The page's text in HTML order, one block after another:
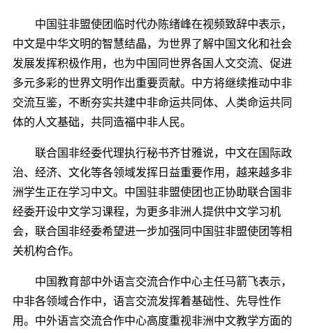
中国驻非盟使团临时代办陈绪峰在视频致辞中表示，
中文是中华文明的智慧结晶，为世界了解中国文化和社会
发展发挥积极作用，也为中国同世界各国人文交流、促进
多元多彩的世界文明作出重要贡献。中方将继续推动中非
交流互鉴，不断夯实共建中非命运共同体、人类命运共同
体的人文基础，共同造福中非人民。
联合国非经委代理执行秘书齐甘雅说，中文在国际政
治、经济、文化等各领域发挥日益重要作用，越来越多非
洲学生正在学习中文。中国驻非盟使团也正协助联合国非
经委开设中文学习课程，为更多非洲人提供中文学习机
会，联合国非经委希望进一步加强同中国驻非盟使团等相
关机构合作。
中国教育部中外语言交流合作中心主任马箭飞表示，
中非各领域合作中，语言交流发挥着基础性、先导性作
用。中外语言交流合作中心高度重视非洲中文教学方面的